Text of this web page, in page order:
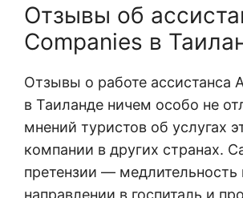
Отзывы об
Companies в
Отзывы о работе ассистанса
в Таиланде ничем особо не
мнений туристов об услугах
компании в других странах.
претензии — медлительность
направлении в госпиталь и